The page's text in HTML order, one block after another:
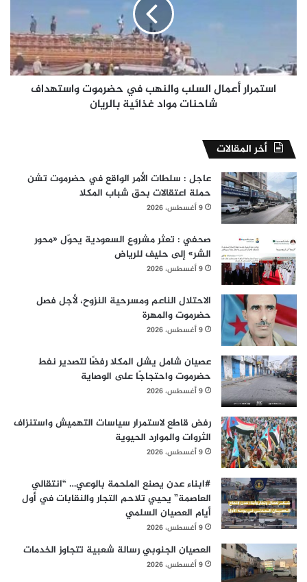
شاحنات
مواد
غذائيةاستمرار أعمال السلب والنهب في حضرموت واستهداف
شاحنات مواد غذائية بالريان
أخر المقالات
عاجل : سلطات الأمر الواقع في حضرموت تشن
حملة اعتقالات بحق شباب المكلا
9 أغسطس، 2026
صحفي : تعثر مشروع السعودية يحوّل «محور
الشر» إلى حليف للرياض
9 أغسطس، 2026
الاحتلال الناعم ومسرحية النزوح، لأجل فصل
حضرموت والمهرة
9 أغسطس، 2026
عصيان شامل يشل المكلا رفضًا لتصدير نفط
حضرموت واحتجاجًا على الوصاية
9 أغسطس، 2026
رفض قاطع لاستمرار سياسات التهميش واستنزاف
الثروات والموارد الحيوية
9 أغسطس، 2026
#ابناء عدن يصنع الملحمة بالوعي… “انتقالي
العاصمة” يحيي تلاحم التجار والنقابات في أول
أيام العصيان السلمي
9 أغسطس، 2026
العصيان الجنوبي رسالة شعبية تتجاوز الخدمات
9 أغسطس، 2026